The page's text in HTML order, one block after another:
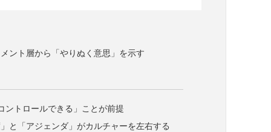
ント層から「やりぬく意思」を示す
ントロールできる」ことが前提
と「アジェンダ」がカルチャーを左右する